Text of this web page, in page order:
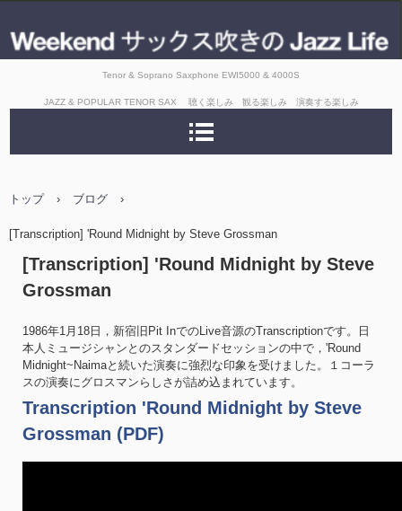
Tenor & Soprano Saxphone EWI5000 & 4000S
JAZZ & POPULAR TENOR SAX 聴く楽しみ 観る楽しみ 演奏する楽しみ
トップ › ブログ ›
[Transcription] 'Round Midnight by Steve Grossman
[Transcription] 'Round Midnight by Steve
Grossman
1986年1月18日，新宿旧Pit InでのLive音源のTranscriptionです。日
本人ミュージシャンとのスタンダードセッションの中で，'Round
Midnight~Naimaと続いた演奏に強烈な印象を受けました。１コーラ
スの演奏にグロスマンらしさが詰め込まれています。
Transcription 'Round Midnight by Steve
Grossman (PDF)